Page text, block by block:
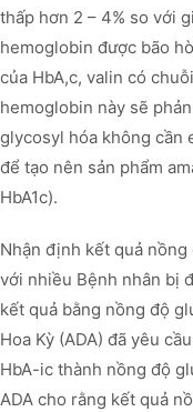
thấp hơn 2 – 4% so với
hemoglobin được bão
của HbA,c, valin có
hemoglobin này sẽ
glycosyl hóa không cần
để tạo nên sản phẩm
HbA1c).
Nhận định kết quả
với nhiều Bệnh nhân bị
kết quả bằng nồng độ
Hoa Kỳ (ADA) đã yêu
HbA-ic thành nồng độ
ADA cho rằng kết quả